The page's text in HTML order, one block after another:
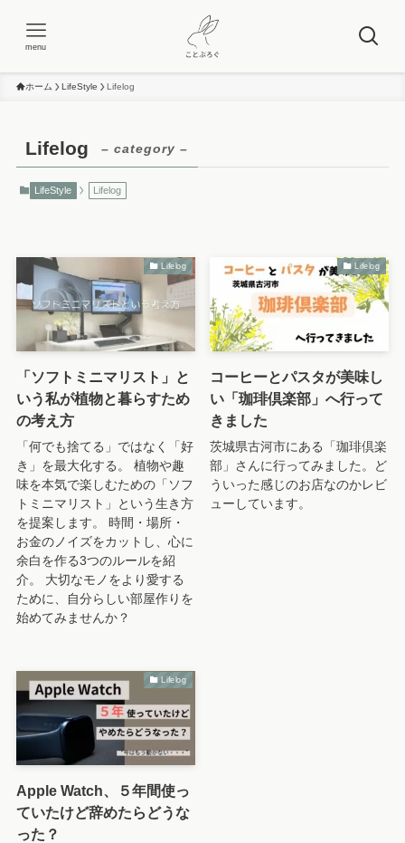
menu
ホーム LifeStyle Lifelog
Lifelog – category –
LifeStyle Lifelog
Lifelog
「ソフトミニマリスト」と
いう私が植物と暮らすため
の考え方
「何でも捨てる」ではなく「好
き」を最大化する。 植物や趣
味を本気で楽しむための「ソフ
トミニマリスト」という生き方
を提案します。 時間・場所・
お金のノイズをカットし、心に
余白を作る3つのルールを紹
介。 大切なモノをより愛する
ために、自分らしい部屋作りを
始めてみませんか？
Lifelog
コーヒーとパスタが美味し
い「珈琲倶楽部」へ行って
きました
茨城県古河市にある「珈琲倶楽
部」さんに行ってみました。ど
ういった感じのお店なのかレビ
ューしています。
Lifelog
Apple Watch、５年間使っ
ていたけど辞めたらどうな
った？